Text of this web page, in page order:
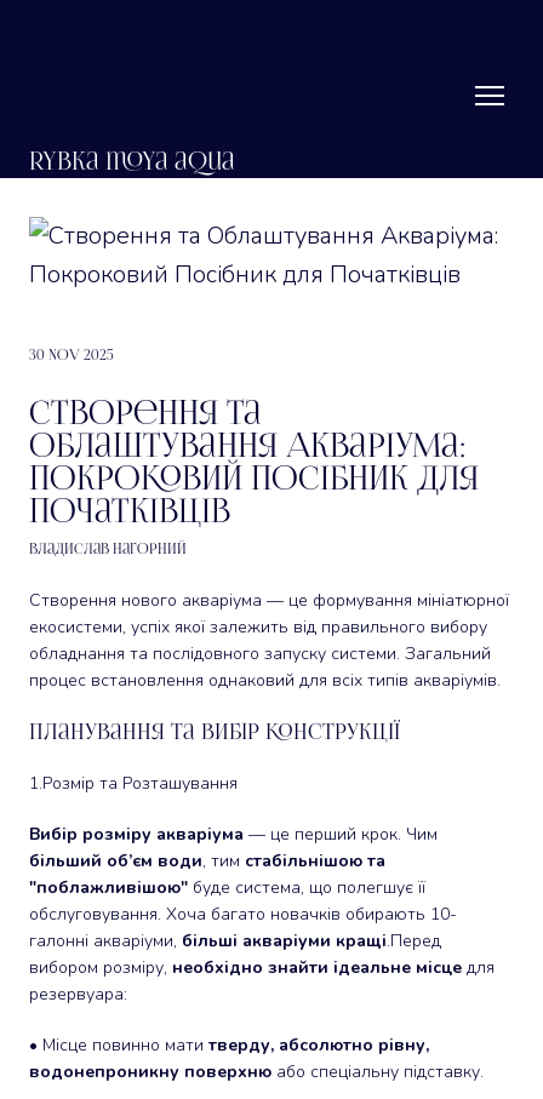
RYbka moya aqua
30 Nov 2025
Створення та
Облаштування Акваріума:
Покроковий Посібник для
Початківців
Владислав Нагорний
Створення нового акваріума — це формування мініатюрної
екосистеми, успіх якої залежить від правильного вибору
обладнання та послідовного запуску системи. Загальний
процес встановлення однаковий для всіх типів акваріумів.
Планування та Вибір Конструкції
1.Розмір та Розташування
Вибір розміру акваріума — це перший крок. Чим
більший об’єм води, тим стабільнішою та
"поблажливішою" буде система, що полегшує її
обслуговування. Хоча багато новачків обирають 10-
галонні акваріуми, більші акваріуми кращі.Перед
вибором розміру, необхідно знайти ідеальне місце для
резервуара:
• Місце повинно мати тверду, абсолютно рівну,
водонепроникну поверхню або спеціальну підставку.